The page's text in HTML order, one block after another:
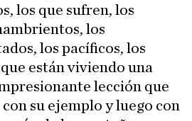
los que sufren, los
los
los pacíficos, los
están viviendo una
lección que
su ejemplo y luego con